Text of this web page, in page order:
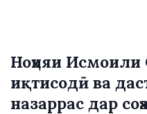
Ноҳияи
иқтисодӣ ва
назаррас дар